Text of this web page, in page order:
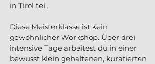
in Tirol teil.
Diese Meisterklasse ist kein
gewöhnlicher Workshop. Über drei
intensive Tage arbeitest du in einer
bewusst klein gehaltenen, kuratierten